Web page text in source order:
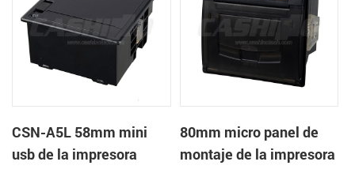
CSN-A5L 58mm mini
usb de la impresora
80mm micro panel de
montaje de la impresora